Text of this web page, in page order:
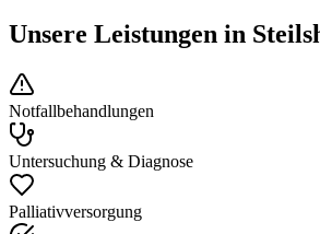
Unsere Leistungen in
Notfallbehandlungen
Untersuchung & Diagnose
Palliativversorgung